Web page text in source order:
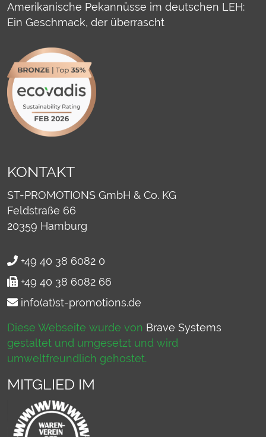
Amerikanische Pekannüsse im deutschen LEH:
Ein Geschmack, der überrascht
KONTAKT
ST-PROMOTIONS GmbH & Co. KG
Feldstraße 66
20359 Hamburg
+49 40 38 6082 0
+49 40 38 6082 66
info(at)st-promotions.de
Diese Webseite wurde von Brave Systems
gestaltet und umgesetzt und wird
umweltfreundlich gehostet.
MITGLIED IM